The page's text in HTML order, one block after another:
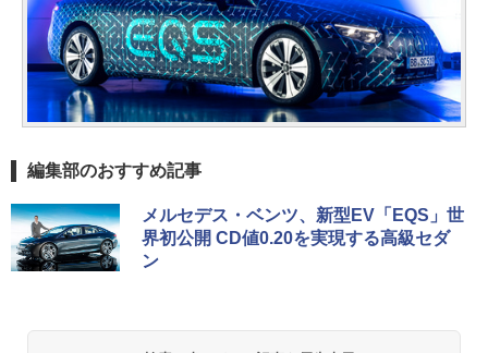
編集部のおすすめ記事
メルセデス・ベンツ、新型EV「EQS」世
界初公開 CD値0.20を実現する高級セダ
ン